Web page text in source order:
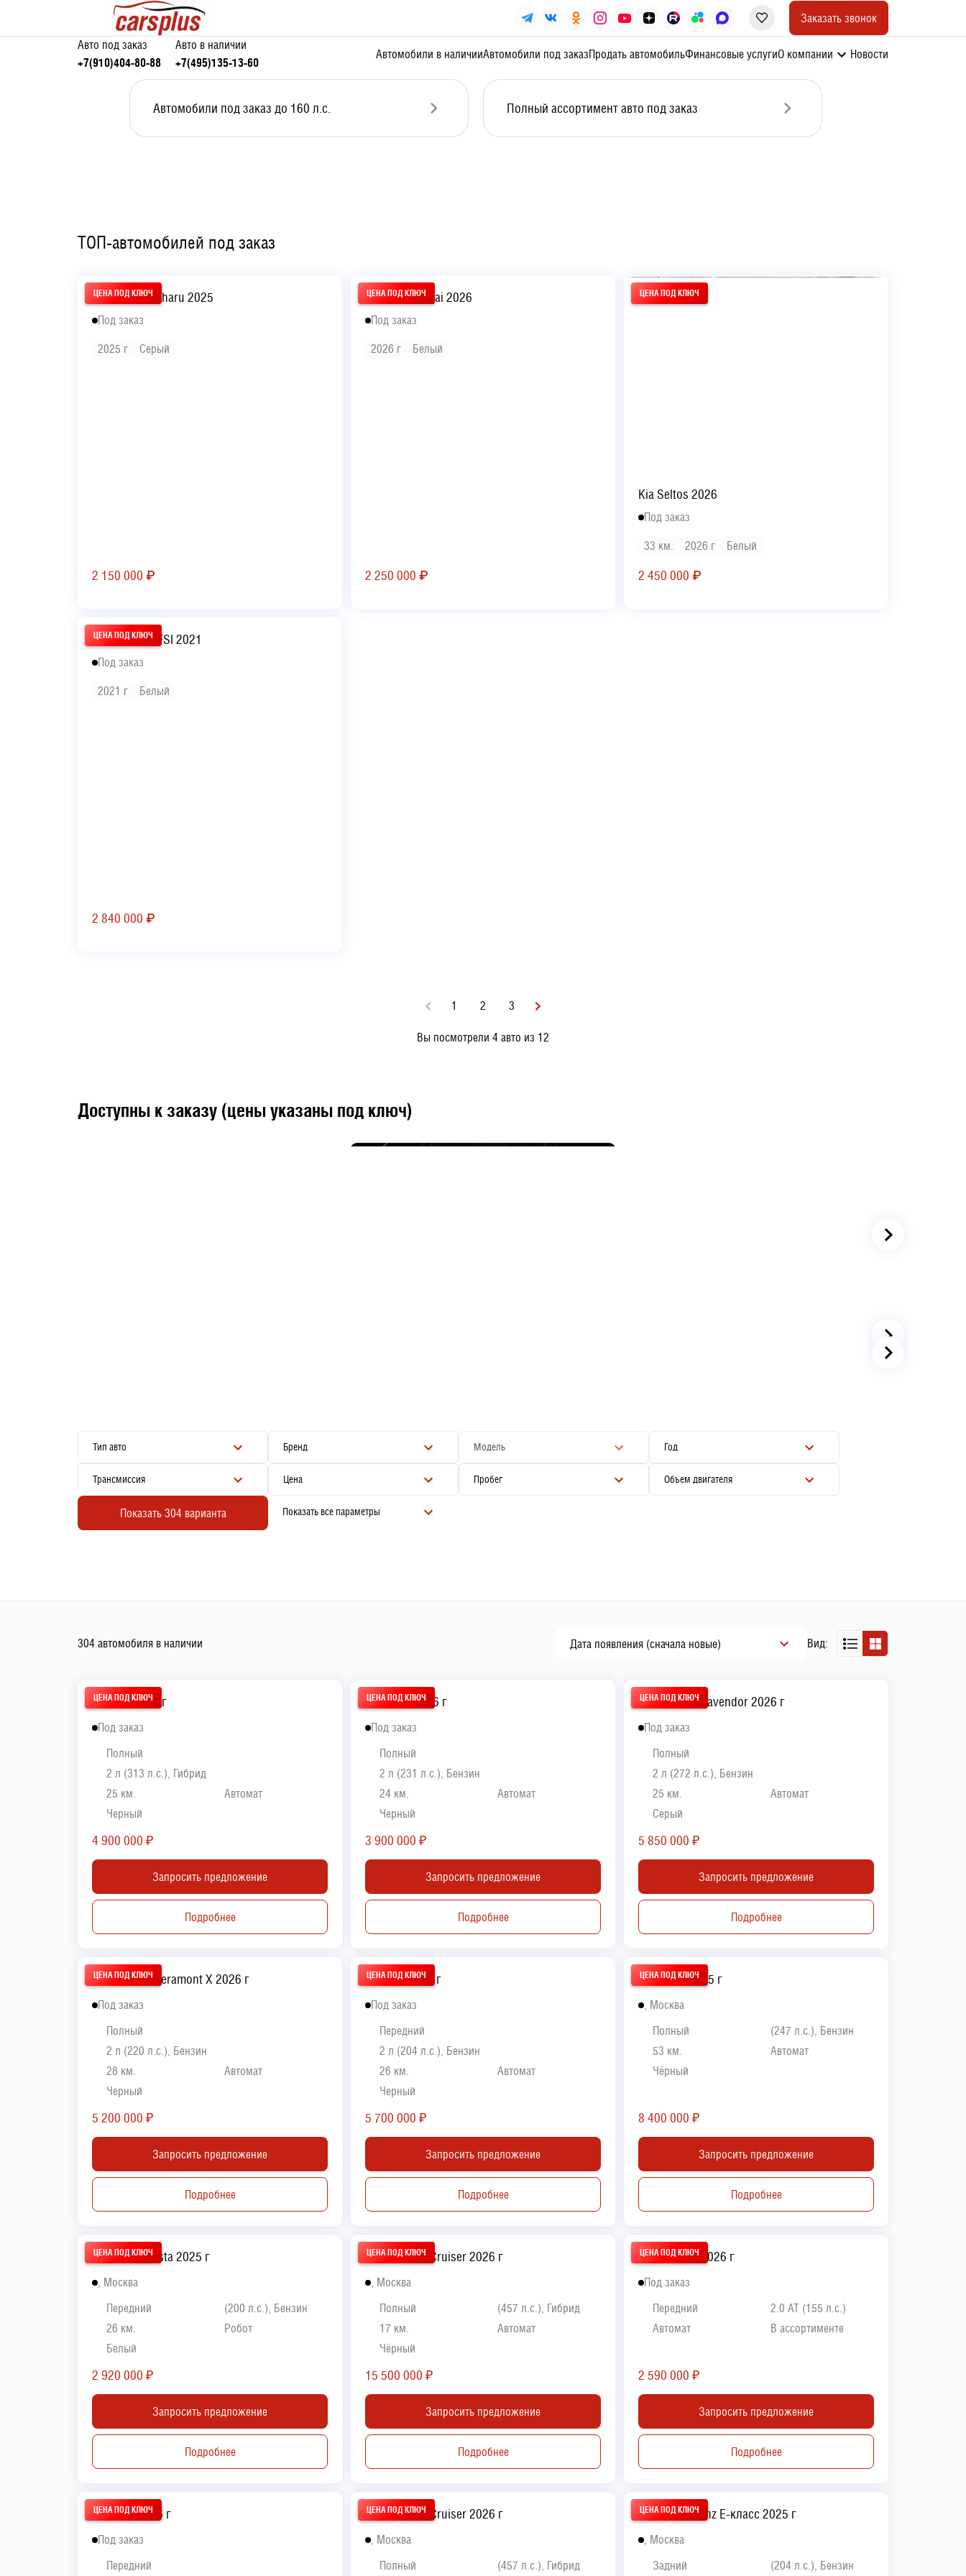
Заказать звонок
Авто под заказ
+7(910)404-80-88
Авто в наличии
+7(495)135-13-60
Автомобили в наличииАвтомобили под заказПродать автомобильФинансовые услугиО компании Новости
Автомобили под заказ до 160 л.c. Полный ассортимент авто под заказ
ТОП-автомобилей под заказ
Volkswagen Tharu 2025
Под заказ
2025 г Серый
2 150 000 ₽
Nissan Qashqai 2026
Под заказ
2026 г Белый
2 250 000 ₽
Kia Seltos 2026
Под заказ
33 км. 2026 г Белый
2 450 000 ₽
Audi Q3 35 TFSI 2021
Под заказ
2021 г Белый
2 840 000 ₽
1 2 3
Вы посмотрели 4 авто из 12
Доступны к заказу (цены указаны под ключ)
Тип авто Бренд Модель Год
Трансмиссия Цена Пробег Объем двигателя
Показать 304 варианта Показать все параметры
304 автомобиля в наличии Дата появления (сначала новые) Вид:
GAC S7 2026 г
Под заказ
Полный
2 л (313 л.с.), Гибрид
25 км.
Автомат
Черный
4 900 000 ₽
Запросить предложение
Подробнее
GAC GS8 2026 г
Под заказ
Полный
2 л (231 л.с.), Бензин
24 км.
Автомат
Черный
3 900 000 ₽
Запросить предложение
Подробнее
Volkswagen Tavendor 2026 г
Под заказ
Полный
2 л (272 л.с.), Бензин
25 км.
Автомат
Ceрый
5 850 000 ₽
Запросить предложение
Подробнее
Volkswagen Teramont X 2026 г
Под заказ
Полный
2 л (220 л.с.), Бензин
28 км.
Автомат
Черный
5 200 000 ₽
Запросить предложение
Подробнее
Audi A5 2026 г
Под заказ
Передний
2 л (204 л.с.), Бензин
26 км.
Автомат
Черный
5 700 000 ₽
Запросить предложение
Подробнее
Lexus RX 2025 г
, Москва
Полный
(247 л.с.), Бензин
53 км.
Автомат
Чёрный
8 400 000 ₽
Запросить предложение
Подробнее
Hyundai Lafesta 2025 г
, Москва
Передний
(200 л.с.), Бензин
26 км.
Робот
Белый
2 920 000 ₽
Запросить предложение
Подробнее
Toyota Land Cruiser 2026 г
, Москва
Полный
(457 л.с.), Гибрид
17 км.
Автомат
Чёрный
15 500 000 ₽
Запросить предложение
Подробнее
Mazda CX 5 2026 г
Под заказ
Передний
2.0 AT (155 л.с.)
Автомат
В ассортименте
2 590 000 ₽
Запросить предложение
Подробнее
Kia KX 1 2026 г
Под заказ
Передний
Toyota Land Cruiser 2026 г
, Москва
Полный
(457 л.с.), Гибрид
Mercedes-Benz E-класс 2025 г
, Москва
Задний
(204 л.с.), Бензин